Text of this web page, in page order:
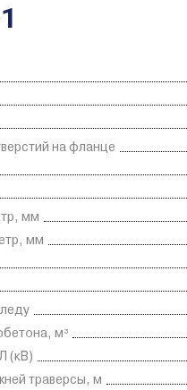
на фланце
мм
мм
м³
(кВ)
траверсы, м